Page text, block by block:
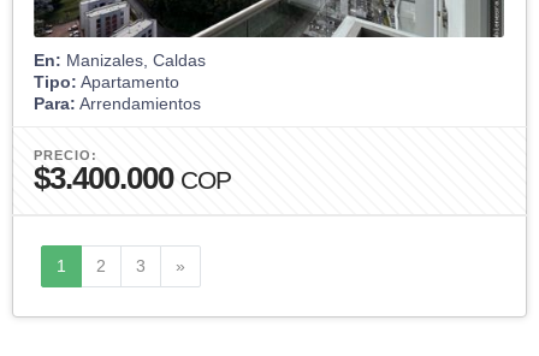
En: Manizales, Caldas
Tipo: Apartamento
Para: Arrendamientos
PRECIO:
$3.400.000 COP
1 2 3 »